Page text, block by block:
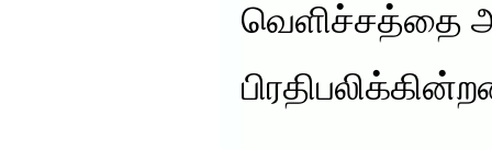
வெளிச்சத்தை